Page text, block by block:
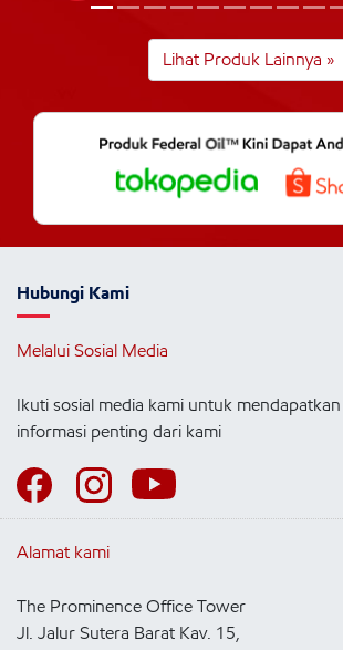
Lihat Produk Lainnya »
Hubungi Kami
Melalui Sosial Media
Ikuti sosial media kami untuk
informasi penting dari kami
Alamat kami
The Prominence Office Tower
Jl. Jalur Sutera Barat Kav. 15,